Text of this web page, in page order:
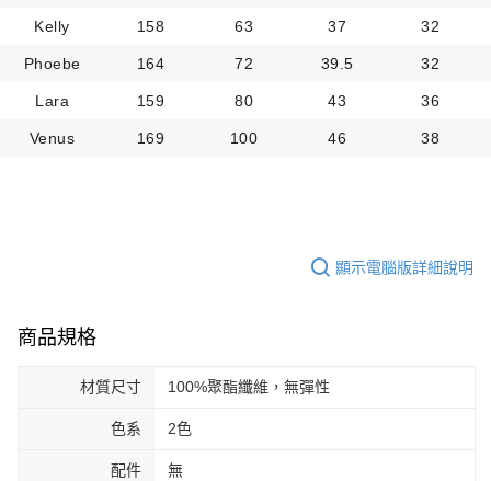
Kelly 158 63 37 32
Phoebe 164 72 39.5 32
Lara 159 80 43 36
Venus 169 100 46 38
顯示電腦版詳細說明
商品規格
材質尺寸 100%聚酯纖維，無彈性
色系 2色
配件 無